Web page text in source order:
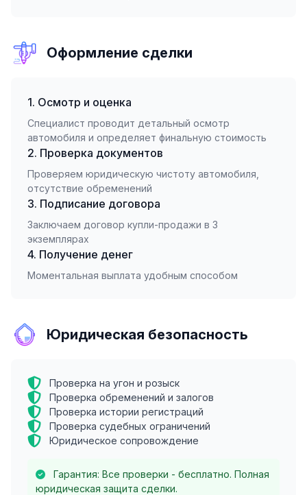
Оформление сделки
1. Осмотр и оценка
Специалист проводит детальный осмотр
автомобиля и определяет финальную стоимость
2. Проверка документов
Проверяем юридическую чистоту автомобиля,
отсутствие обременений
3. Подписание договора
Заключаем договор купли-продажи в 3
экземплярах
4. Получение денег
Моментальная выплата удобным способом
Юридическая безопасность
Проверка на угон и розыск
Проверка обременений и залогов
Проверка истории регистраций
Проверка судебных ограничений
Юридическое сопровождение
Гарантия: Все проверки - бесплатно. Полная
юридическая защита сделки.